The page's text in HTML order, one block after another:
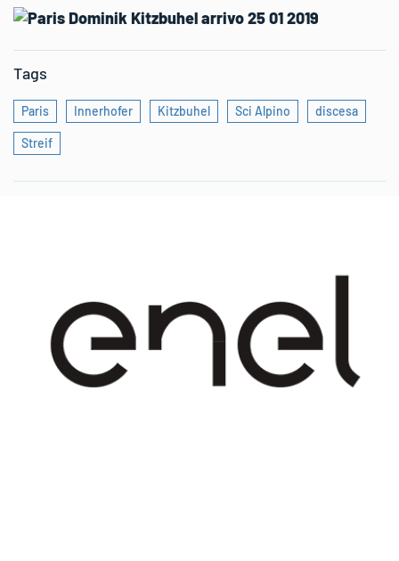
Tags
Paris Innerhofer Kitzbuhel Sci Alpino discesa
Streif